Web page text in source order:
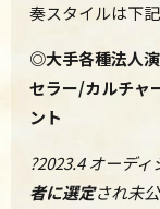
奏スタイルは下
◎大手各種法人
セラー/カルチャ
ント
?2023.4 オーデ
者に選定され未